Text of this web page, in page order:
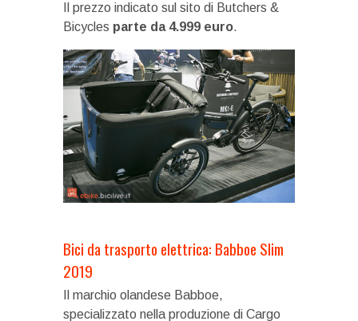
Il prezzo indicato sul sito di Butchers &
Bicycles parte da 4.999 euro.
Bici da trasporto elettrica: Babboe Slim
2019
Il marchio olandese Babboe,
specializzato nella produzione di Cargo